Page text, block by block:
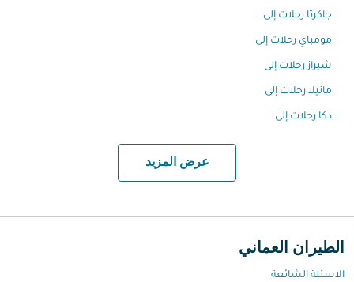
جاكرتا رحلات إلى
مومباي رحلات إلى
شيراز رحلات إلى
مانيلا رحلات إلى
دكا رحلات إلى
عرض المزيد
الطيران العماني
الاسئلة الشائعة